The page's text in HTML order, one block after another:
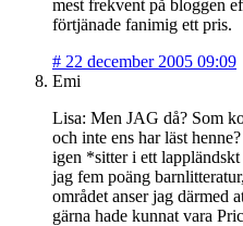
mest frekvent på bloggen
förtjänade fanimig ett pris.
# 22 december 2005 09:09
Emi
Lisa: Men JAG då? Som
och inte ens har läst
igen *sitter i ett
jag fem poäng
området anser jag därmed
gärna hade kunnat vara